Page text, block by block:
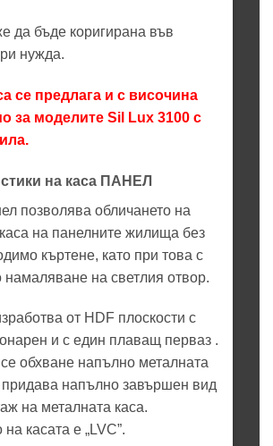
да бъде коригирана във
нужда.
се предлага и с височина
за моделите Sil Lux 3100 с
на каса ПАНЕЛ
позволява обличането на
на панелните жилища без
къртене, като при това с
на светлия отвор.
от HDF плоскости с
и с един плаващ перваз .
обхване напълно металната
придава напълно завършен вид
на металната каса.
на касата е „LVC”.